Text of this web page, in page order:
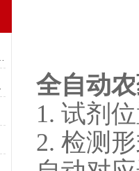
全自动
1. 试剂
2. 检测